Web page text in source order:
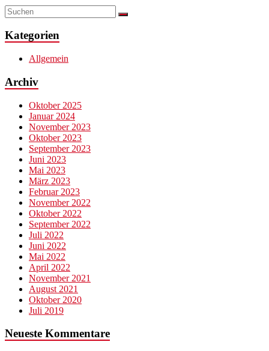
Kategorien
Allgemein
Archiv
Oktober 2025
Januar 2024
November 2023
Oktober 2023
September 2023
Juni 2023
Mai 2023
März 2023
Februar 2023
November 2022
Oktober 2022
September 2022
Juli 2022
Juni 2022
Mai 2022
April 2022
November 2021
August 2021
Oktober 2020
Juli 2019
Neueste Kommentare